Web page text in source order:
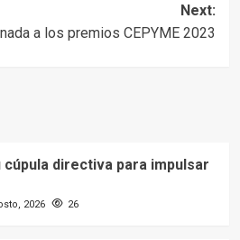
Next:
a los premios CEPYME 2023
cúpula directiva para impulsar
2026
26